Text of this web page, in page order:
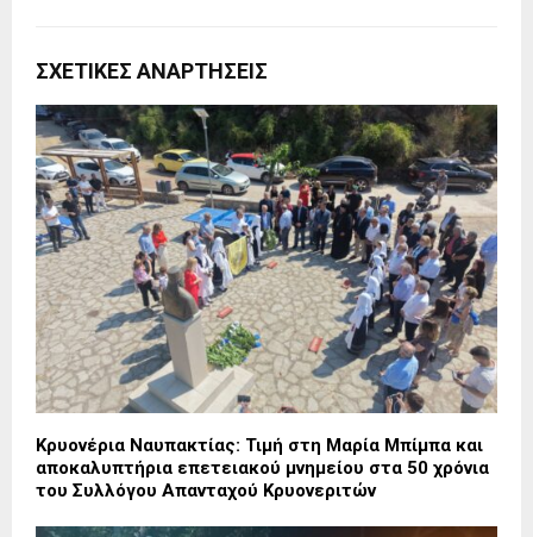
ΣΧΕΤΙΚΈΣ ΑΝΑΡΤΉΣΕΙΣ
Κρυονέρια Ναυπακτίας: Τιμή στη Μαρία Μπίμπα και
αποκαλυπτήρια επετειακού μνημείου στα 50 χρόνια
του Συλλόγου Απανταχού Κρυονεριτών